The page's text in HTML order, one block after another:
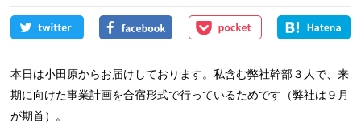
本日は小田原からお届けしております。私含む弊社幹部３人で、来
期に向けた事業計画を合宿形式で行っているためです（弊社は９月
が期首）。